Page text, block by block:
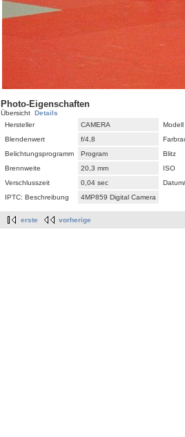
Photo-Eigenschaften
Übersicht Details
Hersteller
CAMERA
Modell
Blendenwert
f/4,8
Belichtungsprogramm
Program
Blitz
Brennweite
20,3 mm
ISO
Verschlusszeit
0,04 sec
IPTC: Beschreibung
4MP859 Digital Camera
erste vorherige